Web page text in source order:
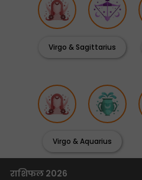
Virgo & Sagittarius
Virgo & Aquarius
राशिफल 2026